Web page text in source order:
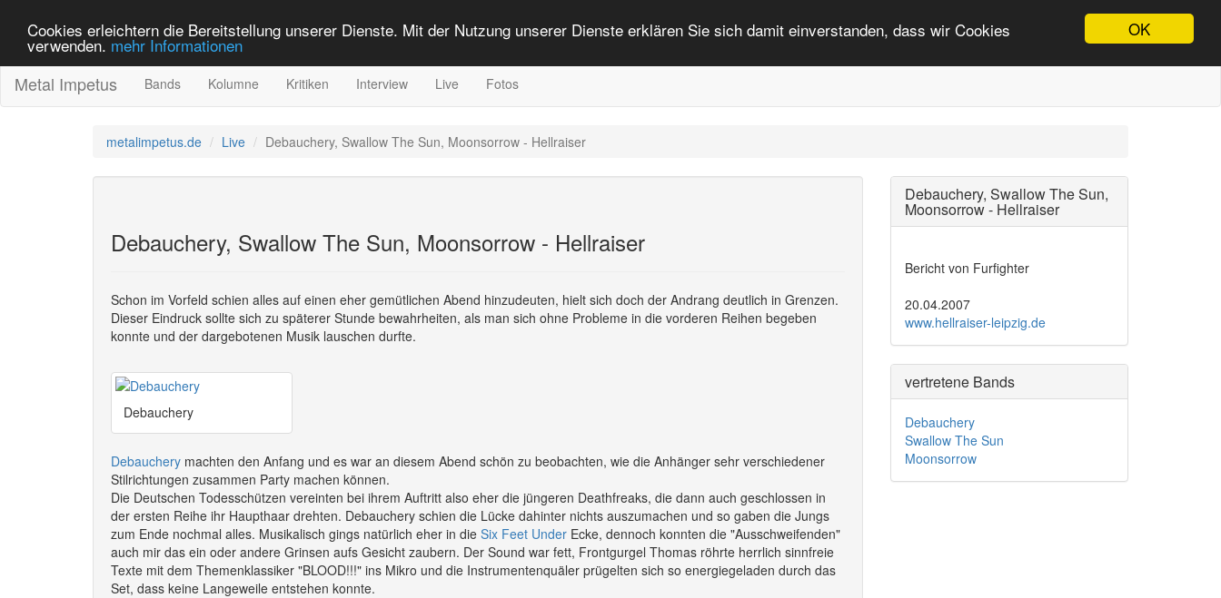
OK
Cookies erleichtern die Bereitstellung unserer Dienste. Mit der Nutzung unserer Dienste erklären Sie sich damit einverstanden, dass wir Cookies
verwenden. mehr Informationen
Metal Impetus Bands Kolumne Kritiken Interview Live Fotos
metalimpetus.de Live Debauchery, Swallow The Sun, Moonsorrow - Hellraiser
Debauchery, Swallow The Sun, Moonsorrow - Hellraiser
Schon im Vorfeld schien alles auf einen eher gemütlichen Abend hinzudeuten, hielt sich doch der Andrang deutlich in Grenzen.
Dieser Eindruck sollte sich zu späterer Stunde bewahrheiten, als man sich ohne Probleme in die vorderen Reihen begeben
konnte und der dargebotenen Musik lauschen durfte.
Debauchery
Debauchery machten den Anfang und es war an diesem Abend schön zu beobachten, wie die Anhänger sehr verschiedener
Stilrichtungen zusammen Party machen können.
Die Deutschen Todesschützen vereinten bei ihrem Auftritt also eher die jüngeren Deathfreaks, die dann auch geschlossen in
der ersten Reihe ihr Haupthaar drehten. Debauchery schien die Lücke dahinter nichts auszumachen und so gaben die Jungs
zum Ende nochmal alles. Musikalisch gings natürlich eher in die Six Feet Under Ecke, dennoch konnten die "Ausschweifenden"
auch mir das ein oder andere Grinsen aufs Gesicht zaubern. Der Sound war fett, Frontgurgel Thomas röhrte herrlich sinnfreie
Texte mit dem Themenklassiker "BLOOD!!!" ins Mikro und die Instrumentenquäler prügelten sich so energiegeladen durch das
Set, dass keine Langeweile entstehen konnte.
Debauchery, Swallow The Sun,
Moonsorrow - Hellraiser
Bericht von Furfighter
20.04.2007
www.hellraiser-leipzig.de
vertretene Bands
Debauchery
Swallow The Sun
Moonsorrow